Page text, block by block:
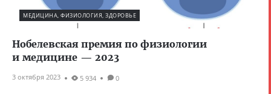
МЕДИЦИНА, ФИЗИОЛОГИЯ, ЗДОРОВЬЕ
Нобелевская премия по физиологии
и медицине — 2023
3 октября 2023 5 934 0